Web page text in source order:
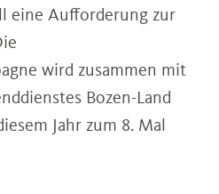
eine Aufforderung zur
wird zusammen mit
Bozen-Land
Jahr zum 8. Mal